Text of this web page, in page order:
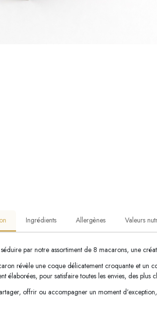
Ingrédients Allergènes Valeurs
séduire par notre assortiment de 8 macarons, une
révèle une coque délicatement croquante et un
élaborées, pour satisfaire toutes les envies, des plus
offrir ou accompagner un moment